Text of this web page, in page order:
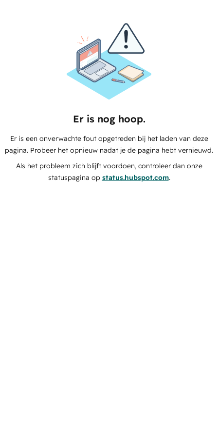
Er is nog hoop.
Er is een onverwachte fout opgetreden bij het laden van deze
pagina. Probeer het opnieuw nadat je de pagina hebt vernieuwd.
Als het probleem zich blijft voordoen, controleer dan onze
statuspagina op status.hubspot.com.